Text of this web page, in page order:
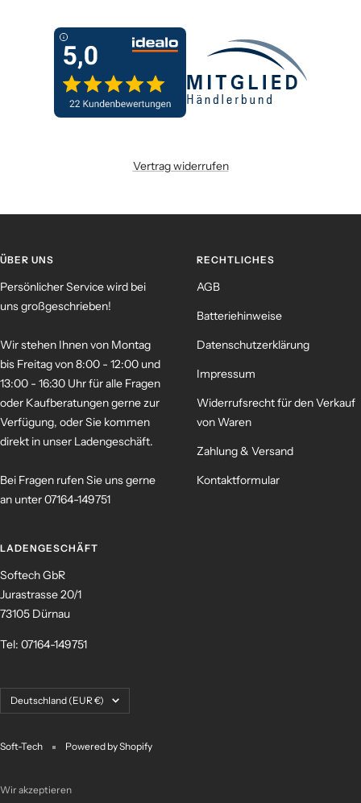
Vertrag widerrufen
ÜBER UNS
Persönlicher Service wird bei
uns großgeschrieben!
Wir stehen Ihnen von Montag
bis Freitag von 8:00 - 12:00 und
13:00 - 16:30 Uhr für alle Fragen
oder Kaufberatungen gerne zur
Verfügung, oder Sie kommen
direkt in unser Ladengeschäft.
Bei Fragen rufen Sie uns gerne
an unter 07164-149751
RECHTLICHES
AGB
Batteriehinweise
Datenschutzerklärung
Impressum
Widerrufsrecht für den Verkauf
von Waren
Zahlung & Versand
Kontaktformular
LADENGESCHÄFT
Softech GbR
Jurastrasse 20/1
73105 Dürnau
Tel: 07164-149751
Land/Region
Deutschland (EUR €)
Soft-Tech Powered by Shopify
Wir akzeptieren